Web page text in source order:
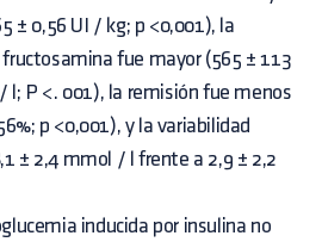
± 0,56 UI / kg; p <0,001), la
fructosamina fue mayor (565 ± 113
l; P <. 001), la remisión fue menos
p <0,001), y la variabilidad
± 2,4 mmol / l frente a 2,9 ± 2,2
inducida por insulina no